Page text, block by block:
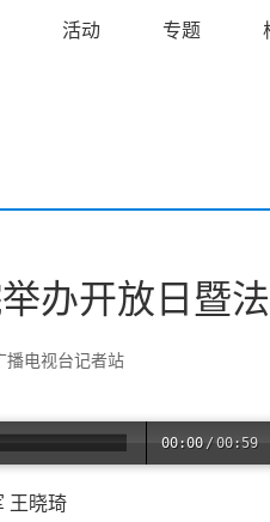
活动 专题
办开放日暨
播电视台记者站
00:00 /00:59
王晓琦